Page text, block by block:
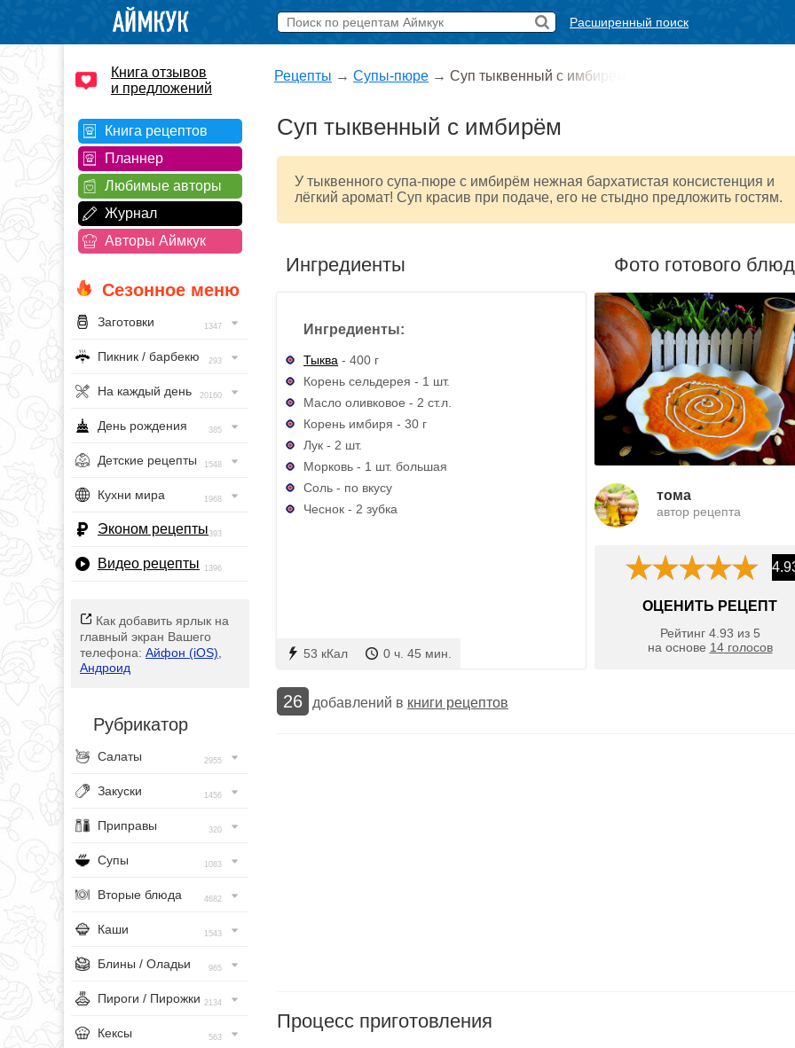
Расширенный поиск
Книга отзывов
и предложений
Книга рецептов
Планнер
Любимые авторы
Журнал
Авторы Аймкук
Сезонное меню
Заготовки 1347
Пикник / барбекю 293
На каждый день 20160
День рождения 385
Детские рецепты 1548
Кухни мира 1968
Эконом рецепты393
Видео рецепты 1396
Как добавить ярлык на
главный экран Вашего
телефона: Айфон (iOS)
Андроид
Рубрикатор
Салаты 2955
Закуски 1456
Приправы 320
Супы 1083
Вторые блюда 4682
Каши 1543
Блины / Оладьи 965
Пироги / Пирожки 2134
Кексы 563
Рецепты → Супы-пюре → Суп тыквенный с имбирём
Суп тыквенный с имбирём
У тыквенного супа-пюре с имбирём нежная бархатистая консистенция и
лёгкий аромат! Суп красив при подаче, его не стыдно предложить гостям.
Ингредиенты
Ингредиенты:
Тыква - 400 г
Корень сельдерея - 1 шт.
Масло оливковое - 2 ст.л.
Корень имбиря - 30 г
Лук - 2 шт.
Морковь - 1 шт. большая
Соль - по вкусу
Чеснок - 2 зубка
53 кКал 0 ч. 45 мин.
Фото готового
тома
автор рецепта
ОЦЕНИТЬ РЕЦЕПТ
Рейтинг 4.93 из 5
на основе 14голосов
26 добавлений в книги рецептов
Процесс приготовления